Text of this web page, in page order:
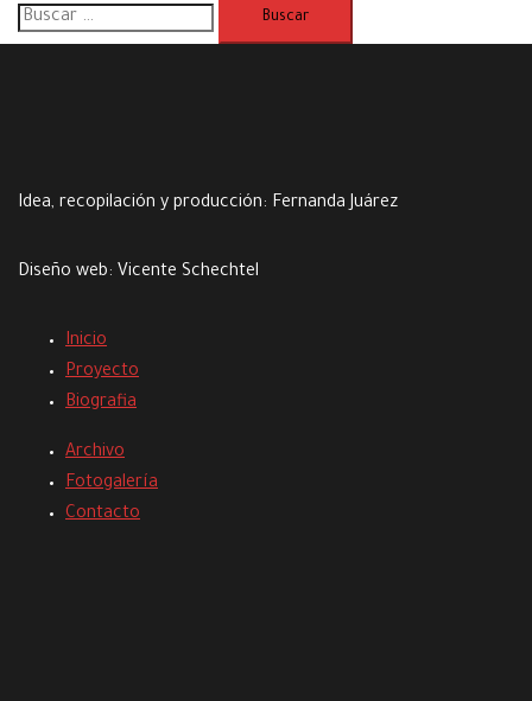
Buscar:
Idea, recopilación y producción: Fernanda Juárez
Diseño web: Vicente Schechtel
Inicio
Proyecto
Biografia
Archivo
Fotogalería
Contacto